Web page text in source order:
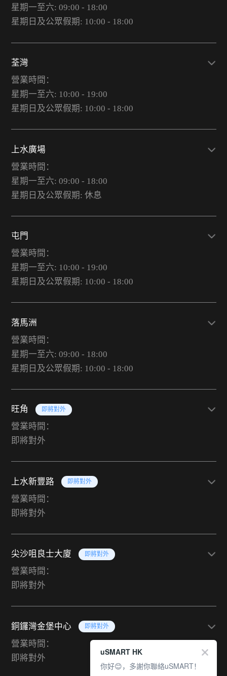
星期一至六: 09:00 - 18:00
星期日及公眾假期: 10:00 - 18:00
荃灣
營業時間：
星期一至六: 10:00 - 19:00
星期日及公眾假期: 10:00 - 18:00
上水廣場
營業時間：
星期一至六: 09:00 - 18:00
星期日及公眾假期: 休息
屯門
營業時間：
星期一至六: 10:00 - 19:00
星期日及公眾假期: 10:00 - 18:00
落馬洲
營業時間：
星期一至六: 09:00 - 18:00
星期日及公眾假期: 10:00 - 18:00
旺角 即將對外
營業時間：
即將對外
上水新豐路 即將對外
營業時間：
即將對外
尖沙咀良士大廈 即將對外
營業時間：
即將對外
銅鑼灣金堡中心 即將對外
營業時間：
即將對外
uSMART HK
你好😊，多謝你聯絡uSMART！